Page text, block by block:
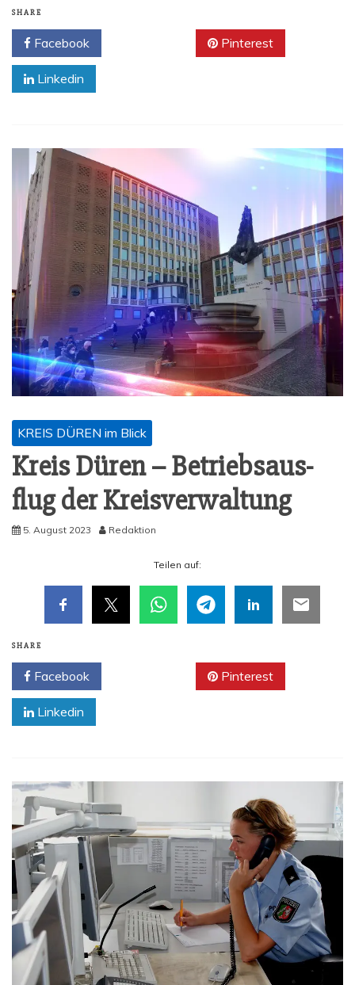
SHARE
Facebook Pinterest
Linkedin
KREIS DÜREN im Blick
Kreis Düren – Betriebs­aus­
flug der Kreisverwaltung
5. August 2023 Redaktion
Tei­len auf:
SHARE
Facebook Pinterest
Linkedin